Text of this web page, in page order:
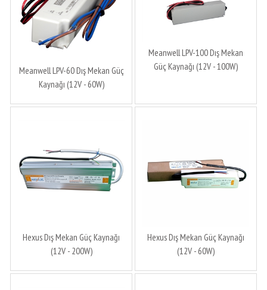
Meanwell LPV-60 Dış Mekan Güç
Kaynağı (12V - 60W)
Meanwell LPV-100 Dış Mekan
Güç Kaynağı (12V - 100W)
Hexus Dış Mekan Güç Kaynağı
(12V - 200W)
Hexus Dış Mekan Güç Kaynağı
(12V - 60W)